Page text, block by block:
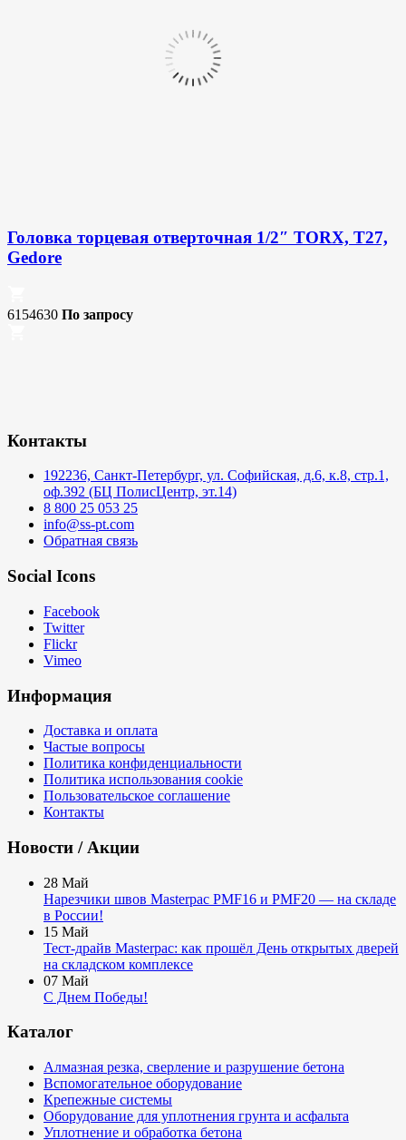
Головка торцевая отверточная 1/2″ TORX, T27,
Gedore
6154630 По запросу
Контакты
192236, Санкт-Петербург, ул. Софийская, д.6, к.8, стр.1,
оф.392 (БЦ ПолисЦентр, эт.14)
8 800 25 053 25
info@ss-pt.com
Обратная связь
Social Icons
Facebook
Twitter
Flickr
Vimeo
Информация
Доставка и оплата
Частые вопросы
Политика конфиденциальности
Политика использования cookie
Пользовательское соглашение
Контакты
Новости / Акции
28 Май
Нарезчики швов Masterpac PMF16 и PMF20 — на складе
в России!
15 Май
Тест-драйв Masterpac: как прошёл День открытых дверей
на складском комплексе
07 Май
С Днем Победы!
Каталог
Алмазная резка, сверление и разрушение бетона
Вспомогательное оборудование
Крепежные системы
Оборудование для уплотнения грунта и асфальта
Уплотнение и обработка бетона